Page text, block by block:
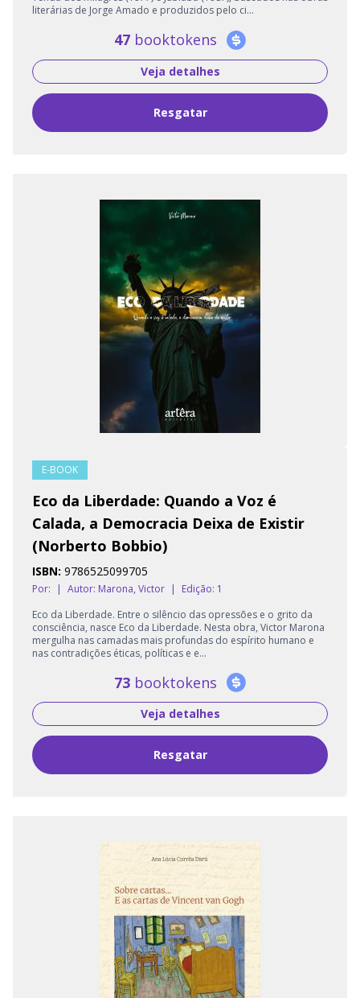
literárias de Jorge Amado e produzidos pelo ci...
47 booktokens
Veja detalhes
Resgatar
E-BOOK
Eco da Liberdade: Quando a Voz é
Calada, a Democracia Deixa de Existir
(Norberto Bobbio)
ISBN: 9786525099705
Por: | Autor: Marona, Victor |
Edição: 1
Eco da Liberdade. Entre o silêncio das opressões e o grito da
consciência, nasce Eco da Liberdade. Nesta obra, Victor Marona
mergulha nas camadas mais profundas do espírito humano e
nas contradições éticas, políticas e e...
73 booktokens
Veja detalhes
Resgatar